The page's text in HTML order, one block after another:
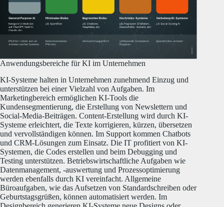
Anwendungsbereiche für KI im Unternehmen
KI-Systeme halten in Unternehmen zunehmend Einzug und
unterstützen bei einer Vielzahl von Aufgaben. Im
Marketingbereich ermöglichen KI-Tools die
Kundensegmentierung, die Erstellung von Newslettern und
Social-Media-Beiträgen. Content-Erstellung wird durch KI-
Systeme erleichtert, die Texte korrigieren, kürzen, übersetzen
und vervollständigen können. Im Support kommen Chatbots
und CRM-Lösungen zum Einsatz. Die IT profitiert von KI-
Systemen, die Codes erstellen und beim Debugging und
Testing unterstützen. Betriebswirtschaftliche Aufgaben wie
Datenmanagement, -auswertung und Prozessoptimierung
werden ebenfalls durch KI vereinfacht. Allgemeine
Büroaufgaben, wie das Aufsetzen von Standardschreiben oder
Geburtstagsgrüßen, können automatisiert werden. Im